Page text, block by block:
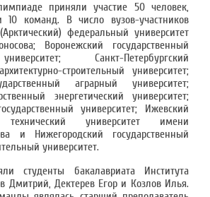
приняли участие 50 человек,
10 команд. В число вузов-участников
федеральный университет
Воронежский государственный
Санкт-Петербургский
строительный университет;
аграрный университет;
энергетический университет;
университет; Ижевский
технический университет имени
и Нижегородский государственный
университет.
студенты бакалавриата Института
Дмитрий, Дектерев Егор и Козлов Илья.